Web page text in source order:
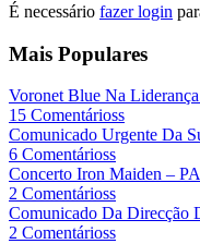
É necessário fazer login
Mais Populares
Voronet Blue Na
15 Comentárioss
Comunicado Urgente Da
6 Comentárioss
Concerto Iron Maiden –
2 Comentárioss
Comunicado Da Direcção
2 Comentárioss